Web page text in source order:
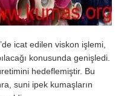
icat edilen viskon işlemi,
konusunda genişledi.
hedeflemiştir. Bu
suni ipek kumaşların